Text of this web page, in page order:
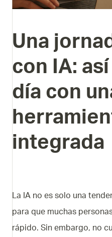
Una
con IA: así
día con
integrada
La IA no es solo una
para que muchas
rápido. Sin embargo, no